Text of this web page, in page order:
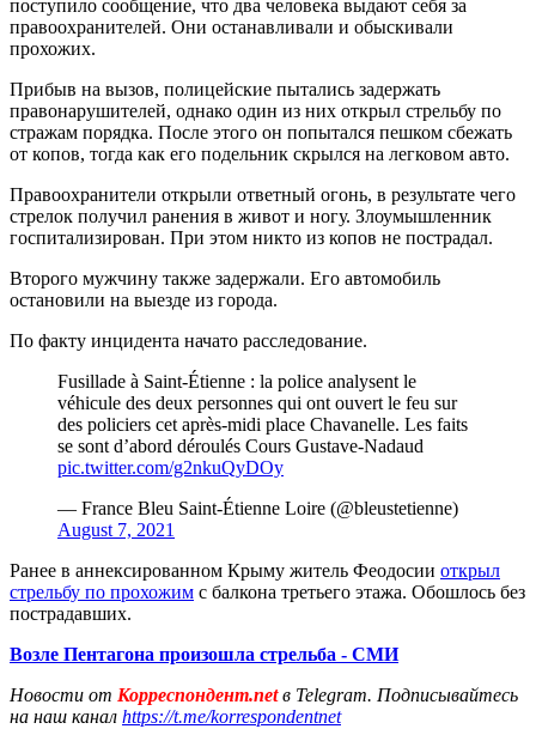
поступило сообщение, что два человека выдают себя за
правоохранителей. Они останавливали и обыскивали
прохожих.
Прибыв на вызов, полицейские пытались задержать
правонарушителей, однако один из них открыл стрельбу по
стражам порядка. После этого он попытался пешком сбежать
от копов, тогда как его подельник скрылся на легковом авто.
Правоохранители открыли ответный огонь, в результате чего
стрелок получил ранения в живот и ногу. Злоумышленник
госпитализирован. При этом никто из копов не пострадал.
Второго мужчину также задержали. Его автомобиль
остановили на выезде из города.
По факту инцидента начато расследование.
Fusillade à Saint-Étienne : la police analysent le
véhicule des deux personnes qui ont ouvert le feu sur
des policiers cet après-midi place Chavanelle. Les faits
se sont d’abord déroulés Cours Gustave-Nadaud
pic.twitter.com/g2nkuQyDOy
— France Bleu Saint-Étienne Loire (@bleustetienne)
August 7, 2021
Ранее в аннексированном Крыму житель Феодосии открыл
стрельбу по прохожим с балкона третьего этажа. Обошлось без
пострадавших.
Возле Пентагона произошла стрельба - СМИ
Новости от Корреспондент.netв Telegram. Подписывайтесь
на наш канал https://t.me/korrespondentnet